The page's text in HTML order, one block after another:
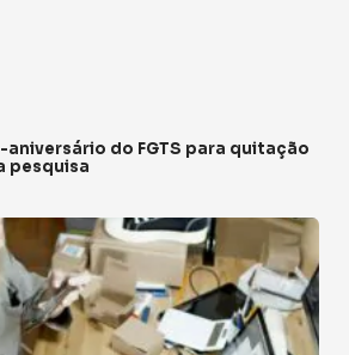
aniversário do FGTS para quitação
pesquisa